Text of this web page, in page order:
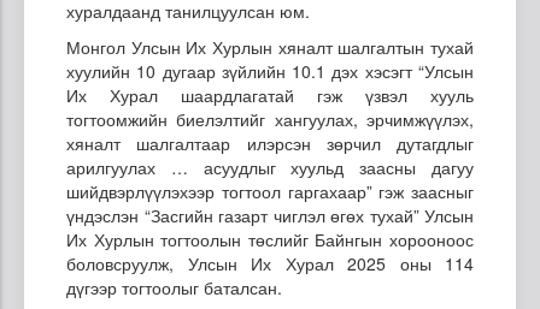
хуралдаанд танилцуулсан юм.
Монгол Улсын Их Хурлын хяналт шалгалтын тухай
хуулийн 10 дугаар зүйлийн 10.1 дэх хэсэгт “Улсын
Их Хурал шаардлагатай гэж үзвэл хууль
тогтоомжийн биелэлтийг хангуулах, эрчимжүүлэх,
хяналт шалгалтаар илэрсэн зөрчил дутагдлыг
арилгуулах … асуудлыг хуульд заасны дагуу
шийдвэрлүүлэхээр тогтоол гаргахаар” гэж заасныг
үндэслэн “Засгийн газарт чиглэл өгөх тухай” Улсын
Их Хурлын тогтоолын төслийг Байнгын хорооноос
боловсруулж, Улсын Их Хурал 2025 оны 114
дүгээр тогтоолыг баталсан.